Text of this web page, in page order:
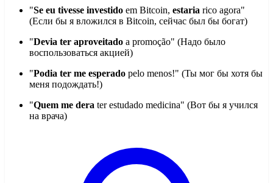
"Se eu tivesse investido em Bitcoin, estaria rico agora"
(Если бы я вложился в Bitcoin, сейчас был бы богат)
"Devia ter aproveitado a promoção" (Надо было
воспользоваться акцией)
"Podia ter me esperado pelo menos!" (Ты мог бы хотя бы
меня подождать!)
"Quem me dera ter estudado medicina" (Вот бы я учился
на врача)